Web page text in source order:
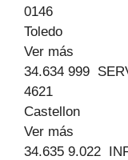
0146
Toledo
Ver más
34.634 999
4621
Castellon
Ver más
34.635 9.022